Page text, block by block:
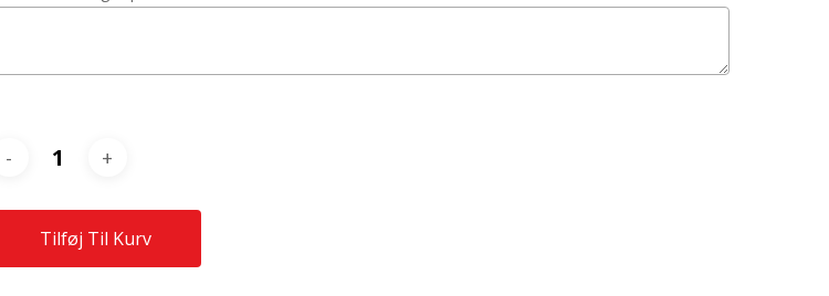
Tilføj Til Kurv